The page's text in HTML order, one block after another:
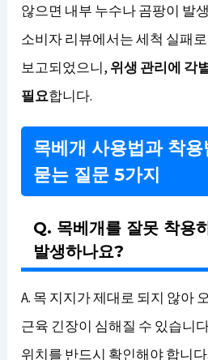
않으면 내부 누수나 곰팡이 발
소비자 리뷰에서는 세척 실패
보고되었으니, 위생 관리에 각
필요합니다.
목베개 사용법과 착
묻는 질문 5가지
Q. 목베개를 잘못 착용
발생하나요?
A. 목 지지가 제대로 되지 않아
근육 긴장이 심해질 수 있습니
위치를 반드시 확인해야 합니다.